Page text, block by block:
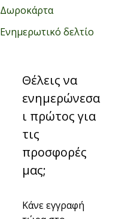
Δωροκάρτα
Ενημερωτικό δελτίο
Θέλεις να
ενημερώνεσα
ι πρώτος για
τις
προσφορές
μας;
Κάνε εγγραφή